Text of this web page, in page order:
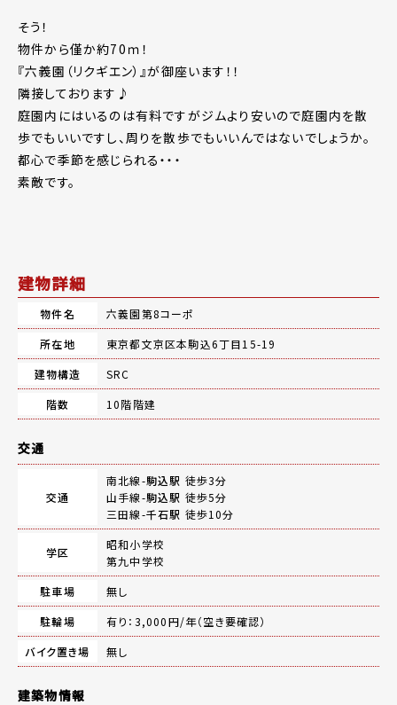
そう！
物件から僅か約70ｍ！
『六義園（リクギエン）』が御座います！！
隣接しております♪
庭園内にはいるのは有料ですがジムより安いので庭園内を散
歩でもいいですし、周りを散歩でもいいんではないでしょうか。
都心で季節を感じられる・・・
素敵です。
建物詳細
物件名
六義園第8コーポ
所在地
東京都文京区本駒込6丁目15-19
建物構造
SRC
階数
10階階建
交通
交通
南北線-駒込駅 徒歩3分
山手線-駒込駅 徒歩5分
三田線-千石駅 徒歩10分
学区
昭和小学校
第九中学校
駐車場
無し
駐輪場
有り：3,000円/年（空き要確認）
バイク置き場
無し
建築物情報